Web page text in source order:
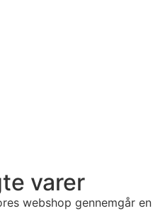
varer
webshop gennemgår en